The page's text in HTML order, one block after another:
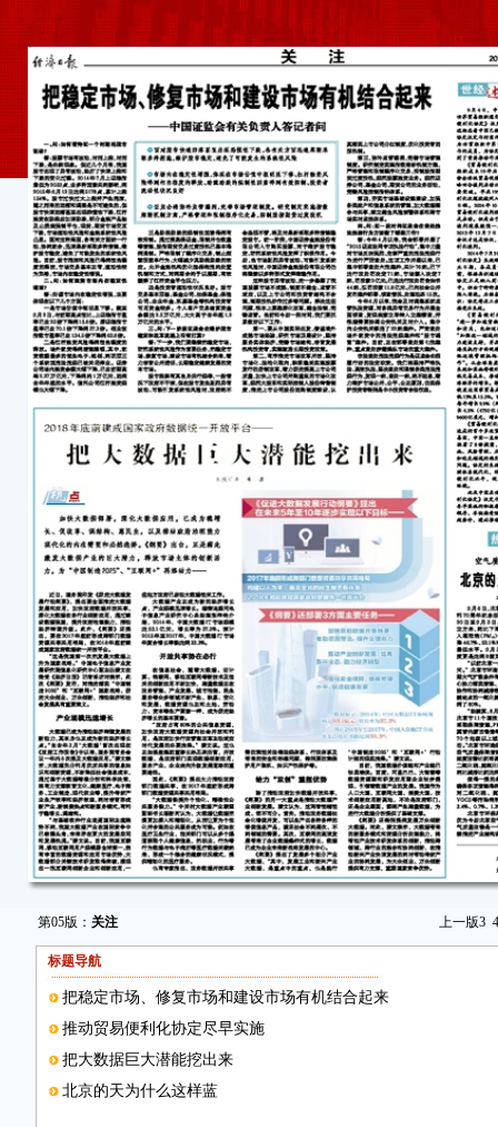
第05版： 关注 上一版3 4
标题导航
把稳定市场、修复市场和建设市场有机结合起来
推动贸易便利化协定尽早实施
把大数据巨大潜能挖出来
北京的天为什么这样蓝